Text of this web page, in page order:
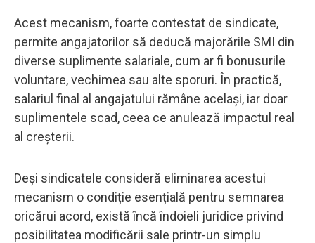
Acest mecanism, foarte contestat de sindicate,
permite angajatorilor să deducă majorările SMI din
diverse suplimente salariale, cum ar fi bonusurile
voluntare, vechimea sau alte sporuri. În practică,
salariul final al angajatului rămâne același, iar doar
suplimentele scad, ceea ce anulează impactul real
al creșterii.
Deși sindicatele consideră eliminarea acestui
mecanism o condiție esențială pentru semnarea
oricărui acord, există încă îndoieli juridice privind
posibilitatea modificării sale printr-un simplu